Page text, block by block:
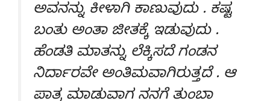
ಅವನನ್ನು ಕೀಳಾಗಿ ಕಾಣುವುದು . ಕಷ್ಟ
ಬಂತು ಅಂತಾ ಜೀತಕ್ಕೆ ಇಡುವುದು .
ಹೆಂಡತಿ ಮಾತನ್ನು ಲೆಕ್ಕಿಸದೆ ಗಂಡನ
ನಿರ್ದಾರವೇ ಅಂತಿಮವಾಗಿರುತ್ತದೆ . ಆ
ಪಾತ್ರ ಮಾಡುವಾಗ ನನಗೆ ತುಂಬಾ